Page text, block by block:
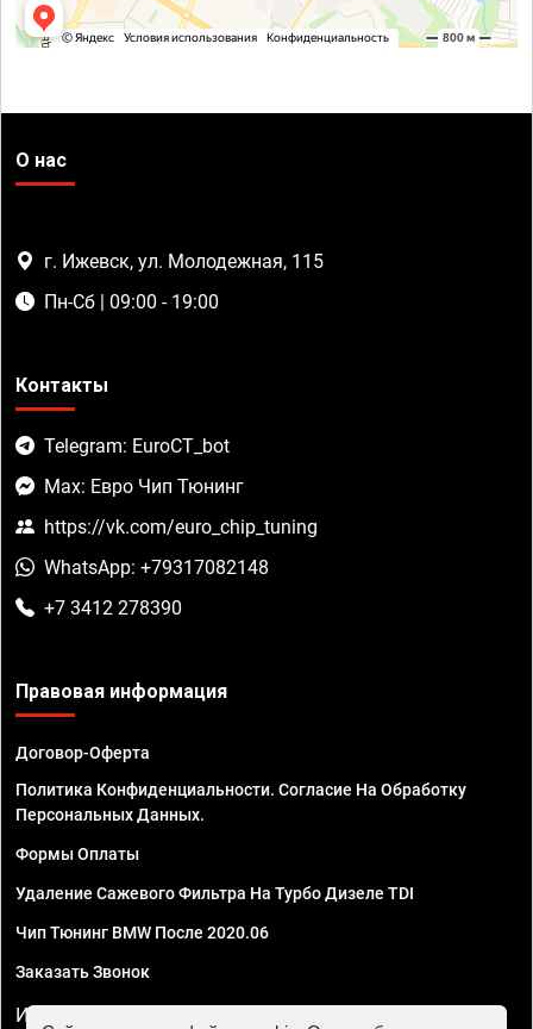
О нас
г. Ижевск, ул. Молодежная, 115
Пн-Сб | 09:00 - 19:00
Контакты
Telegram: EuroCT_bot
Max: Евро Чип Тюнинг
https://vk.com/euro_chip_tuning
WhatsApp: +79317082148
+7 3412 278390
Правовая информация
Договор-Оферта
Политика Конфиденциальности. Согласие На Обработку
Персональных Данных.
Формы Оплаты
Удаление Сажевого Фильтра На Турбо Дизеле TDI
Чип Тюнинг BMW После 2020.06
Заказать Звонок
ИП Смирнов Георгий Павлович. ИНН 781302555843,